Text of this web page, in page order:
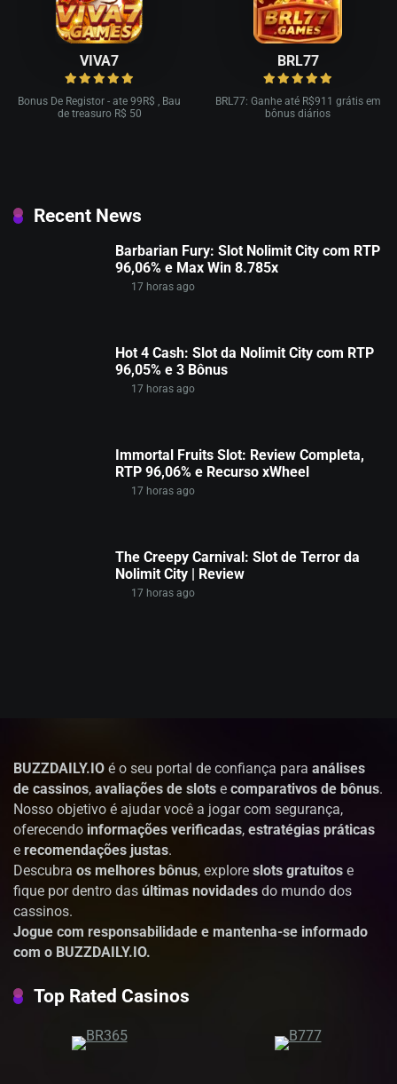
VIVA7
Bonus De Registor - ate 99R$ , Bau
de treasuro R$ 50
BRL77
BRL77: Ganhe até R$911 grátis em
bônus diários
Recent News
Barbarian Fury: Slot Nolimit City com RTP
96,06% e Max Win 8.785x
17 horas ago
Hot 4 Cash: Slot da Nolimit City com RTP
96,05% e 3 Bônus
17 horas ago
Immortal Fruits Slot: Review Completa,
RTP 96,06% e Recurso xWheel
17 horas ago
The Creepy Carnival: Slot de Terror da
Nolimit City | Review
17 horas ago
BUZZDAILY.IO é o seu portal de confiança para análises
de cassinos, avaliações de slots e comparativos de bônus.
Nosso objetivo é ajudar você a jogar com segurança,
oferecendo informações verificadas, estratégias práticas
e recomendações justas.
Descubra os melhores bônus, explore slots gratuitos e
fique por dentro das últimas novidades do mundo dos
cassinos.
Jogue com responsabilidade e mantenha-se informado
com o BUZZDAILY.IO.
Top Rated Casinos